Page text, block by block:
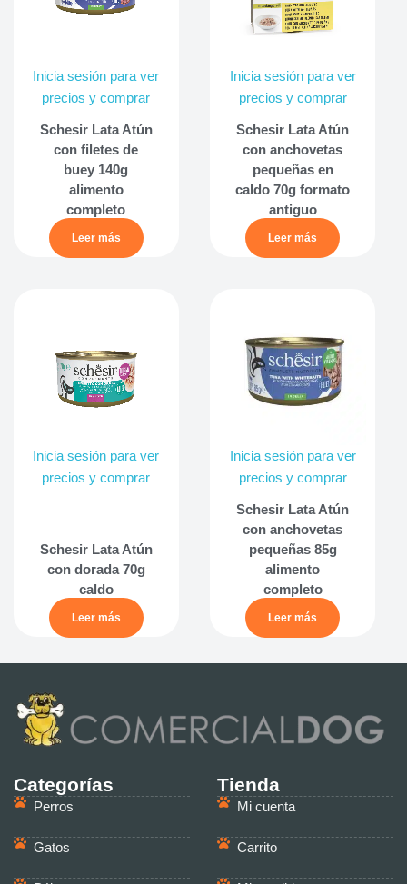
Inicia sesión para ver
precios y comprar
Schesir Lata Atún
con filetes de
buey 140g
alimento
completo
Leer más
Inicia sesión para ver
precios y comprar
Schesir Lata Atún
con anchovetas
pequeñas en
caldo 70g formato
antiguo
Leer más
Inicia sesión para ver
precios y comprar
Schesir Lata Atún
con dorada 70g
caldo
Leer más
Inicia sesión para ver
precios y comprar
Schesir Lata Atún
con anchovetas
pequeñas 85g
alimento
completo
Leer más
Categorías
Perros
Gatos
Tienda
Mi cuenta
Carrito